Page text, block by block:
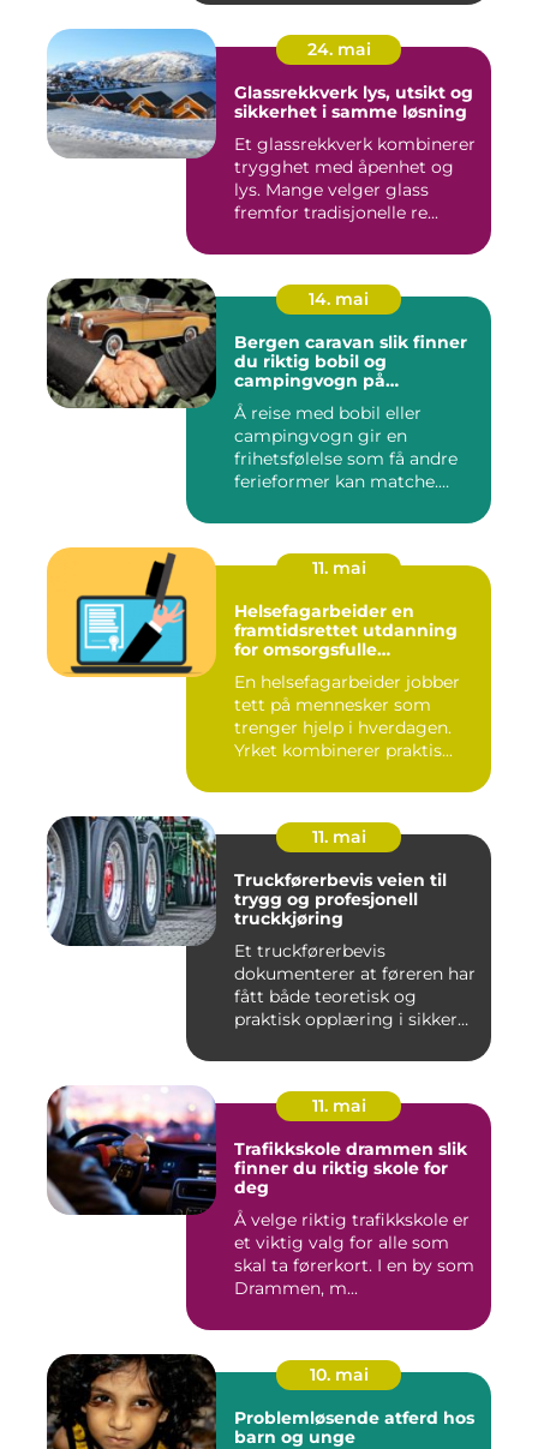
24. mai
Glassrekkverk lys, utsikt og
sikkerhet i samme løsning
Et glassrekkverk kombinerer
trygghet med åpenhet og
lys. Mange velger glass
fremfor tradisjonelle re...
14. mai
Bergen caravan slik finner
du riktig bobil og
campingvogn på
vestlandet
Å reise med bobil eller
campingvogn gir en
frihetsfølelse som få andre
ferieformer kan matche.
11. mai
Helsefagarbeider en
framtidsrettet utdanning
for omsorgsfulle
En helsefagarbeider jobber
tett på mennesker som
trenger hjelp i hverdagen.
Yrket kombinerer praktis...
11. mai
Truckførerbevis veien til
trygg og profesjonell
truckkjøring
Et truckførerbevis
dokumenterer at føreren har
fått både teoretisk og
praktisk opplæring i sikker
11. mai
Trafikkskole drammen slik
finner du riktig skole for
deg
Å velge riktig trafikkskole er
et viktig valg for alle som
skal ta førerkort. I en by som
Drammen, m...
10. mai
Problemløsende atferd hos
barn og unge